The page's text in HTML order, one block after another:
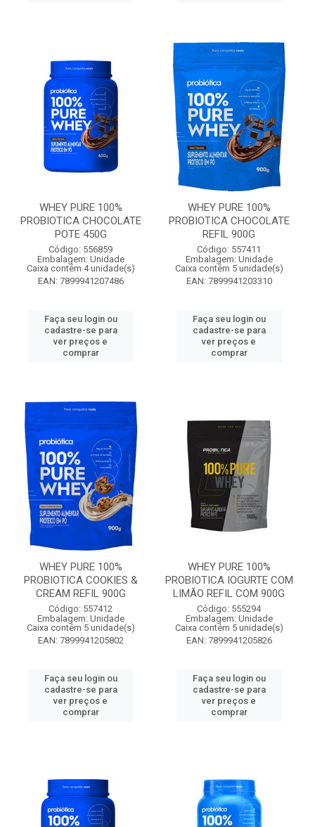
WHEY PURE 100%
PROBIOTICA CHOCOLATE
POTE 450G
Código: 556859
Embalagem: Unidade
Caixa contém 4 unidade(s)
EAN: 7899941207486
Faça seu login ou
cadastre-se para
ver preços e
comprar
WHEY PURE 100%
PROBIOTICA CHOCOLATE
REFIL 900G
Código: 557411
Embalagem: Unidade
Caixa contém 5 unidade(s)
EAN: 7899941203310
Faça seu login ou
cadastre-se para
ver preços e
comprar
WHEY PURE 100%
PROBIOTICA COOKIES &
CREAM REFIL 900G
Código: 557412
Embalagem: Unidade
Caixa contém 5 unidade(s)
EAN: 7899941205802
Faça seu login ou
cadastre-se para
ver preços e
comprar
WHEY PURE 100%
PROBIOTICA IOGURTE COM
LIMÃO REFIL COM 900G
Código: 555294
Embalagem: Unidade
Caixa contém 5 unidade(s)
EAN: 7899941205826
Faça seu login ou
cadastre-se para
ver preços e
comprar